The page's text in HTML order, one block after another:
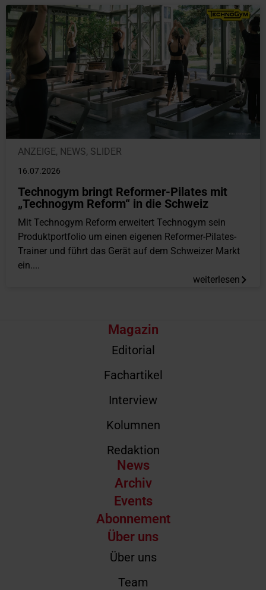
ANZEIGE, NEWS, SLIDER
16.07.2026
Technogym bringt Reformer-Pilates mit
„Technogym Reform“ in die Schweiz
Mit Technogym Reform erweitert Technogym sein
Produktportfolio um einen eigenen Reformer-Pilates-
Trainer und führt das Gerät auf dem Schweizer Markt
ein....
weiterlesen
Magazin
Editorial
Fachartikel
Interview
Kolumnen
Redaktion
News
Archiv
Events
Abonnement
Über uns
Über uns
Team